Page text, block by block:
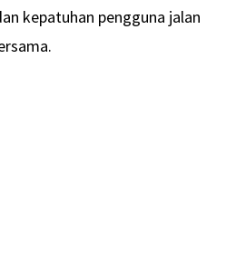
kepatuhan pengguna jalan